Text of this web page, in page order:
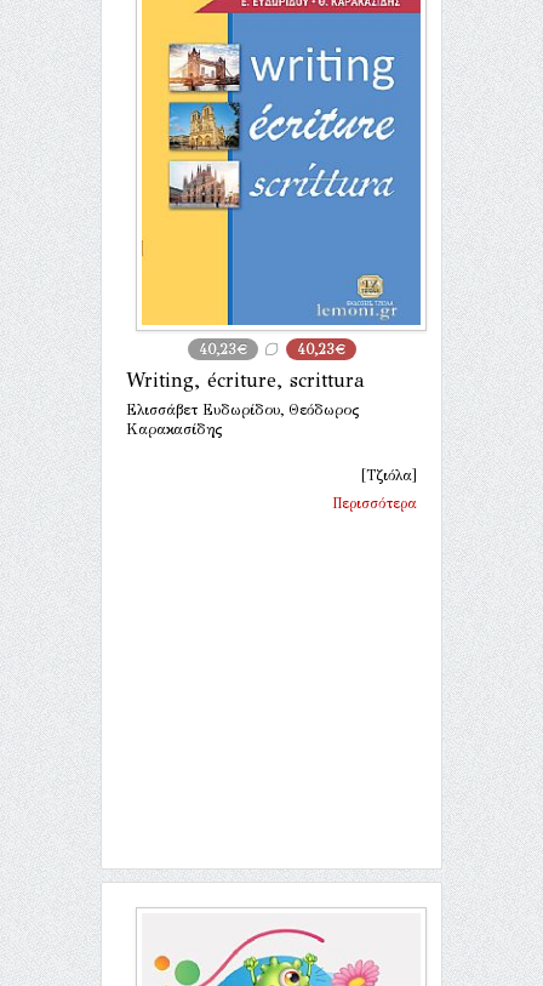
40,23€ 40,23€
Writing, écriture, scrittura
Ελισσάβετ Ευδωρίδου, Θεόδωρος
Καρακασίδης
[Τζιόλα]
Περισσότερα